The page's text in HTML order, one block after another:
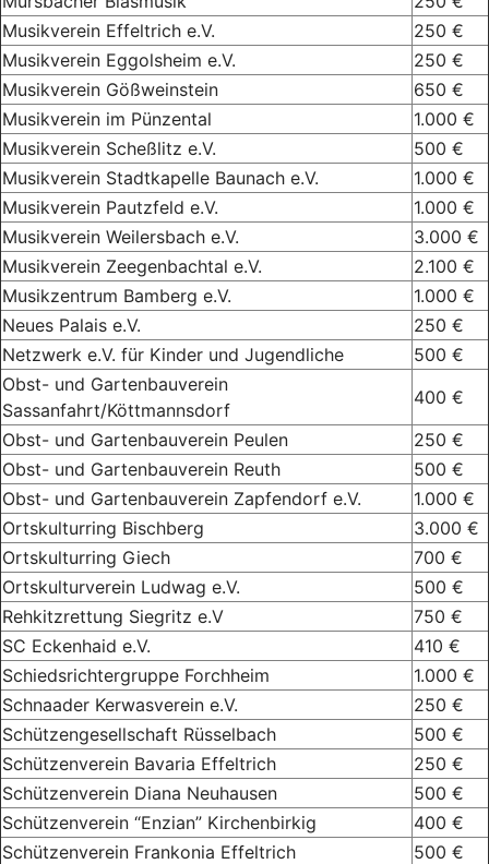
Musikverein Effeltrich e.V.
250 €
Musikverein Eggolsheim e.V.
250 €
Musikverein Gößweinstein
650 €
Musikverein im Pünzental
1.000 €
Musikverein Scheßlitz e.V.
500 €
Musikverein Stadtkapelle Baunach e.V.
1.000 €
Musikverein Pautzfeld e.V.
1.000 €
Musikverein Weilersbach e.V.
3.000 €
Musikverein Zeegenbachtal e.V.
2.100 €
Musikzentrum Bamberg e.V.
1.000 €
Neues Palais e.V.
250 €
Netzwerk e.V. für Kinder und Jugendliche
500 €
Obst- und Gartenbauverein
Sassanfahrt/Köttmannsdorf
400 €
Obst- und Gartenbauverein Peulen
250 €
Obst- und Gartenbauverein Reuth
500 €
Obst- und Gartenbauverein Zapfendorf e.V.
1.000 €
Ortskulturring Bischberg
3.000 €
Ortskulturring Giech
700 €
Ortskulturverein Ludwag e.V.
500 €
Rehkitzrettung Siegritz e.V
750 €
SC Eckenhaid e.V.
410 €
Schiedsrichtergruppe Forchheim
1.000 €
Schnaader Kerwasverein e.V.
250 €
Schützengesellschaft Rüsselbach
500 €
Schützenverein Bavaria Effeltrich
250 €
Schützenverein Diana Neuhausen
500 €
Schützenverein “Enzian” Kirchenbirkig
400 €
Schützenverein Frankonia Effeltrich
500 €